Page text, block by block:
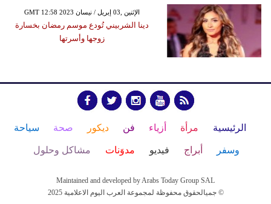
GMT 12:58 2023 الإثنين ,03 إبريل / نيسان
دينا الشربيني تُودع موسم رمضان بخسارة
زوجها وأسرتها
الرئيسية مرأة أزياء فن ديكور صحة سياحة
وسفر أبراج فيديو مدوَنات مشاكل وحلول
Maintained and developed by Arabs Today Group SAL
جميالحقوق محفوظة لمجموعة العرب اليوم الاعلامية 2025 ©